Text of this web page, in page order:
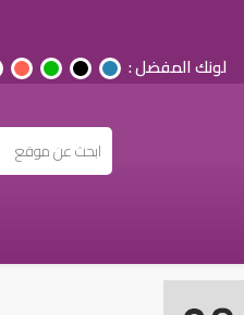
لونك المفضل :